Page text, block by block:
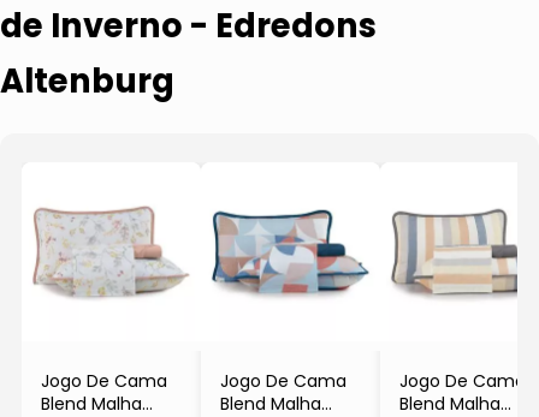
de Inverno - Edredons
Altenburg
Jogo De Cama
Blend Malha
Jogo De Cama
Blend Malha
Jogo De Cama
Blend Malha